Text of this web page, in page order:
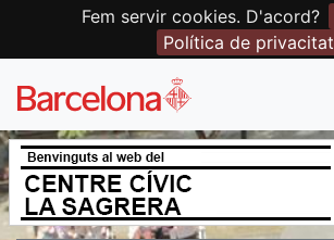
Fem servir cookies. D'acord?
Política de privacitat